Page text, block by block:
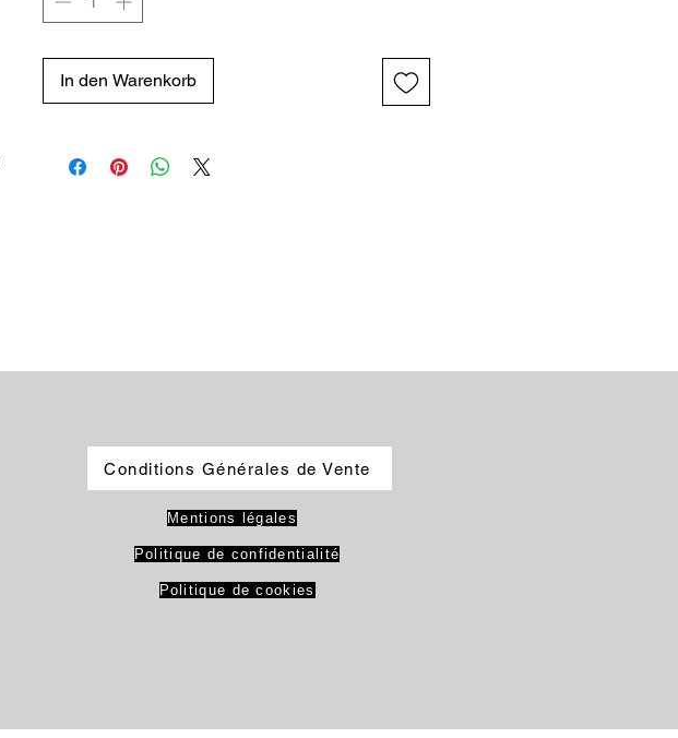
In den Warenkorb
Conditions Générales de Vente
Mentions légales
Politique de confidentialité
Politique de cookies